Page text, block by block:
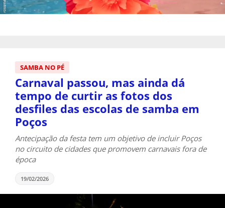
SAMBA NO PÉ
Carnaval passou, mas ainda dá
tempo de curtir as fotos dos
desfiles das escolas de samba em
Poços
Antecipação da festa tem um objetivo de incluir Poços
no circuito de cidades que promovem carnavais fora de
época
19/02/2026